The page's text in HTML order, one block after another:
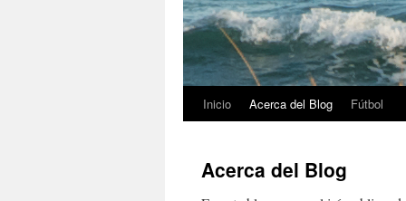
Saltar
contenido
Inicio Acerca del Blog Fútbol
Acerca del Blog